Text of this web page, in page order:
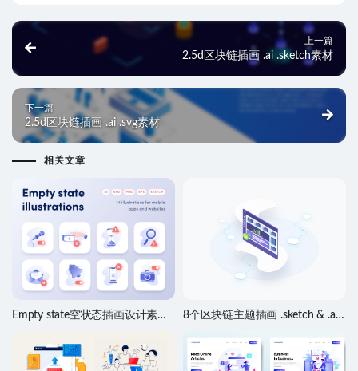
上一篇
2.5d区块链插画 .ai .sketch素材
下一篇
2.5d区块链插画 .ai .svg素材
相关文章
Empty state空状态插画设计素材
8个区块链主题插画 .sketch & .ai